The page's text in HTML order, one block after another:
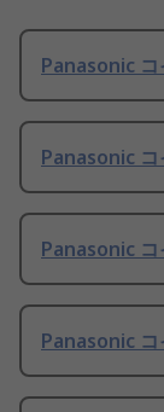
Panasonic コ
Panasonic コ
Panasonic コ
Panasonic コ